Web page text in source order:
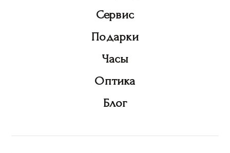
Сервис
Подарки
Часы
Оптика
Блог